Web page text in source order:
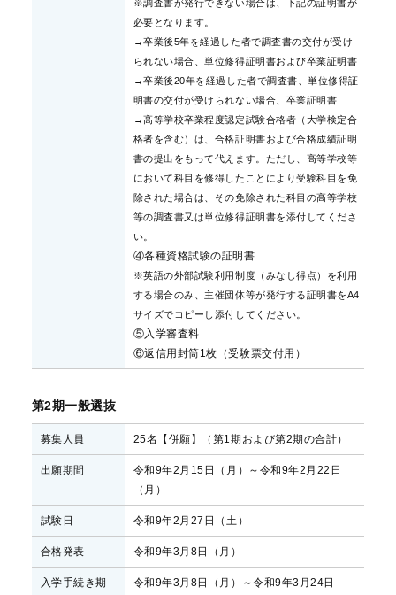
※調査書が発行できない場合は、下記の証明書が
必要となります。
→卒業後5年を経過した者で調査書の交付が受け
られない場合、単位修得証明書および卒業証明書
→卒業後20年を経過した者で調査書、単位修得証
明書の交付が受けられない場合、卒業証明書
→高等学校卒業程度認定試験合格者（大学検定合
格者を含む）は、合格証明書および合格成績証明
書の提出をもって代えます。ただし、高等学校等
において科目を修得したことにより受験科目を免
除された場合は、その免除された科目の高等学校
等の調査書又は単位修得証明書を添付してくださ
い。
④各種資格試験の証明書
※英語の外部試験利用制度（みなし得点）を利用
する場合のみ、主催団体等が発行する証明書をA4
サイズでコピーし添付してください。
⑤入学審査料
⑥返信用封筒1枚（受験票交付用）
第2期一般選抜
募集人員 25名【併願】（第1期および第2期の合計）
出願期間
令和9年2月15日（月）～令和9年2月22日
（月）
試験日 令和9年2月27日（土）
合格発表 令和9年3月8日（月）
入学手続き期
令和9年3月8日（月）～令和9年3月24日